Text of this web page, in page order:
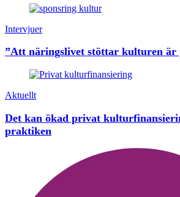
Intervjuer
”Att näringslivet stöttar kulturen är
Aktuellt
Det kan ökad privat
praktiken